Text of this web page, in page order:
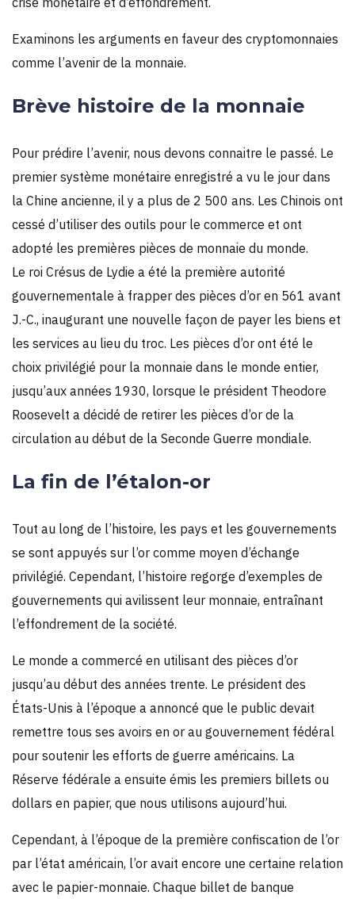
Examinons les arguments en faveur des cryptomonnaies
comme l’avenir de la monnaie.
Brève histoire de la monnaie
Pour prédire l’avenir, nous devons connaitre le passé. Le
premier système monétaire enregistré a vu le jour dans
la Chine ancienne, il y a plus de 2 500 ans. Les Chinois ont
cessé d’utiliser des outils pour le commerce et ont
adopté les premières pièces de monnaie du monde.
Le roi Crésus de Lydie a été la première autorité
gouvernementale à frapper des pièces d’or en 561 avant
J.-C., inaugurant une nouvelle façon de payer les biens et
les services au lieu du troc. Les pièces d’or ont été le
choix privilégié pour la monnaie dans le monde entier,
jusqu’aux années 1930, lorsque le président Theodore
Roosevelt a décidé de retirer les pièces d’or de la
circulation au début de la Seconde Guerre mondiale.
La fin de l’étalon-or
Tout au long de l’histoire, les pays et les gouvernements
se sont appuyés sur l’or comme moyen d’échange
privilégié. Cependant, l’histoire regorge d’exemples de
gouvernements qui avilissent leur monnaie, entraînant
l’effondrement de la société.
Le monde a commercé en utilisant des pièces d’or
jusqu’au début des années trente. Le président des
États-Unis à l’époque a annoncé que le public devait
remettre tous ses avoirs en or au gouvernement fédéral
pour soutenir les efforts de guerre américains. La
Réserve fédérale a ensuite émis les premiers billets ou
dollars en papier, que nous utilisons aujourd’hui.
Cependant, à l’époque de la première confiscation de l’or
par l’état américain, l’or avait encore une certaine relation
avec le papier-monnaie. Chaque billet de banque